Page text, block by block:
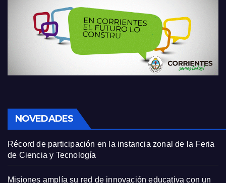
NOVEDADES
Récord de participación en la instancia zonal de la Feria
de Ciencia y Tecnología
Misiones amplía su red de innovación educativa con un